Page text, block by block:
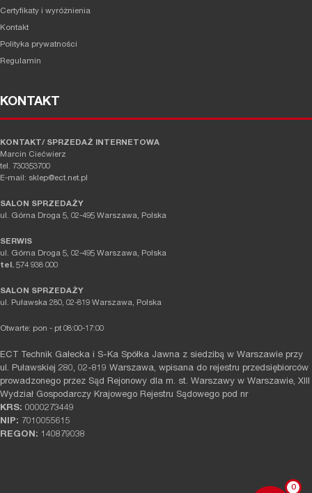
0
Certyfikaty i wyróżnienia
Kontakt
Polityka prywatności
Regulamin
KONTAKT
KONTAKT/ SPRZEDAŻ INTERNETOWA
Marcin Ciećwierz
tel. 730353700
E-mail: sklep@ect.net.pl
SALON SPRZEDAŻY
ul. Górna Droga 5, 02-495 Warszawa, Polska
SERWIS
ul. Górna Droga 5, 02-495 Warszawa, Polska
tel. 574 938 000
SALON SPRZEDAŻY
ul. Puławska 280, 02-819 Warszawa, Polska
Otwarte: pon - pt 08:00-17:00
ECT Technik Gałecka i S-Ka Spółka Jawna z siedzibą w Warszawie przy
ul. Puławskiej 280, 02-819 Warszawa, wpisana do rejestru przedsiębiorców
prowadzonego przez Sąd Rejonowy dla m. st. Warszawy w Warszawie, XIII
Wydział Gospodarczy Krajowego Rejestru Sądowego pod nr
KRS: 0000273449
NIP: 7010055615
REGON: 140879038